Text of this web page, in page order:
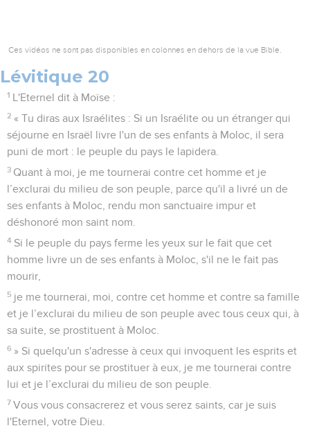
Ces vidéos ne sont pas disponibles en colonnes en dehors de la vue Bible.
Lévitique 20
1 L'Eternel dit à Moïse :
2 « Tu diras aux Israélites : Si un Israélite ou un étranger qui
séjourne en Israël livre l'un de ses enfants à Moloc, il sera
puni de mort : le peuple du pays le lapidera.
3 Quant à moi, je me tournerai contre cet homme et je
l’exclurai du milieu de son peuple, parce qu'il a livré un de
ses enfants à Moloc, rendu mon sanctuaire impur et
déshonoré mon saint nom.
4 Si le peuple du pays ferme les yeux sur le fait que cet
homme livre un de ses enfants à Moloc, s'il ne le fait pas
mourir,
5 je me tournerai, moi, contre cet homme et contre sa famille
et je l’exclurai du milieu de son peuple avec tous ceux qui, à
sa suite, se prostituent à Moloc.
6 » Si quelqu'un s'adresse à ceux qui invoquent les esprits et
aux spirites pour se prostituer à eux, je me tournerai contre
lui et je l’exclurai du milieu de son peuple.
7 Vous vous consacrerez et vous serez saints, car je suis
l'Eternel, votre Dieu.